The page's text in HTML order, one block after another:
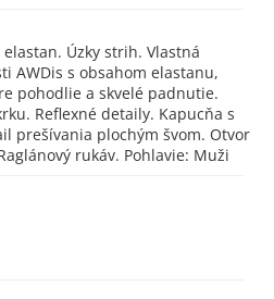
Úzky strih. Vlastná
AWDis s obsahom elastanu,
pohodlie a skvelé padnutie.
Reflexné detaily. Kapucňa s
prešívania plochým švom. Otvor
rukáv. Pohlavie: Muži